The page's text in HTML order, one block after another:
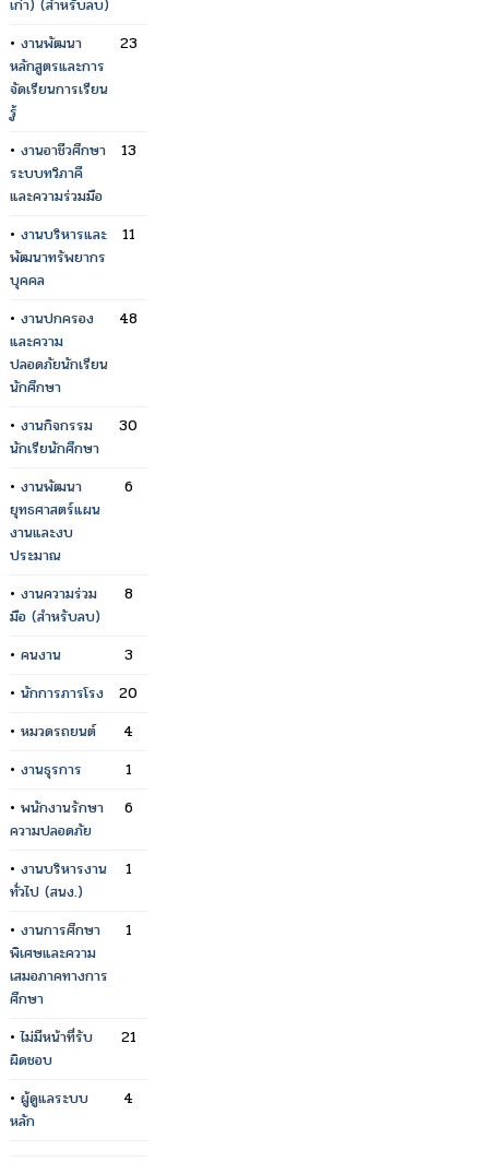
เก่า) (สำหรับลบ)
• งานพัฒนา
หลักสูตรและการ
จัดเรียนการเรียน
รู้
23
• งานอาชีวศึกษา
ระบบทวิภาคี
และความร่วมมือ
13
• งานบริหารและ
พัฒนาทรัพยากร
บุคคล
11
• งานปกครอง
และความ
ปลอดภัยนักเรียน
นักศึกษา
48
• งานกิจกรรม
นักเรียนักศึกษา
30
• งานพัฒนา
ยุทธศาสตร์แผน
งานและงบ
ประมาณ
6
• งานความร่วม
มือ (สำหรับลบ)
8
• คนงาน
3
• นักการภารโรง
20
• หมวดรถยนต์
4
• งานธุรการ
1
• พนักงานรักษา
ความปลอดภัย
6
• งานบริหารงาน
ทั่วไป (สนง.)
1
• งานการศึกษา
พิเศษและความ
เสมอภาคทางการ
ศึกษา
1
•ไม่มีหน้าที่รับ
ผิดชอบ
21
• ผู้ดูแลระบบ
หลัก
4